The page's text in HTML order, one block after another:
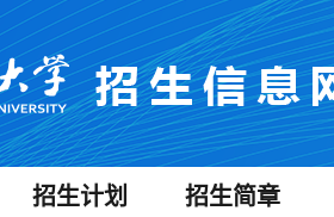
招生计划 招生简章